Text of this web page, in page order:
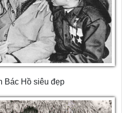
Bác Hồ siêu đẹp